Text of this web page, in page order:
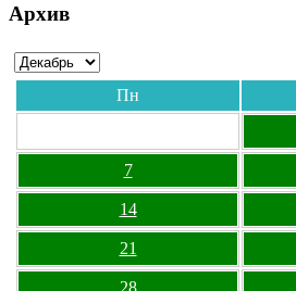
Архив
Пн
7
14
21
28